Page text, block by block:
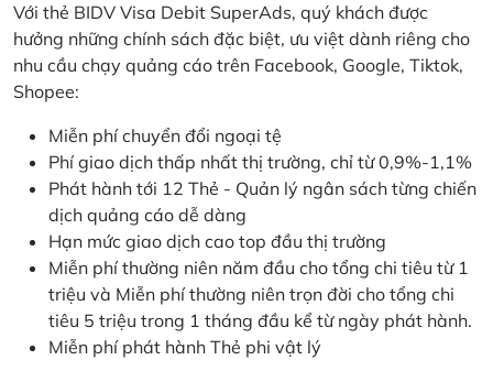
Với thẻ BIDV Visa Debit SuperAds, quý khách được
hưởng những chính sách đặc biệt, ưu việt dành riêng cho
nhu cầu chạy quảng cáo trên Facebook, Google, Tiktok,
Shopee:
Miễn phí chuyển đổi ngoại tệ
Phí giao dịch thấp nhất thị trường, chỉ từ 0,9%-1,1%
Phát hành tới 12 Thẻ - Quản lý ngân sách từng chiến
dịch quảng cáo dễ dàng
Hạn mức giao dịch cao top đầu thị trường
Miễn phí thường niên năm đầu cho tổng chi tiêu từ 1
triệu và Miễn phí thường niên trọn đời cho tổng chi
tiêu 5 triệu trong 1 tháng đầu kể từ ngày phát hành.
Miễn phí phát hành Thẻ phi vật lý